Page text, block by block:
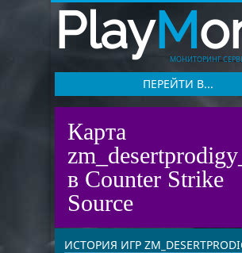
PlayM
МОНИТОРИНГ
ПЕРЕЙТИ В...
Карта
в Counter Strike
Source
ИСТОРИЯ ИГР